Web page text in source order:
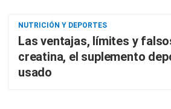
NUTRICIÓN Y DEPORTES
Las ventajas, límites y
creatina, el suplemento
usado